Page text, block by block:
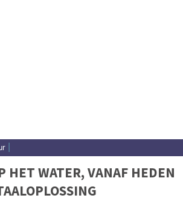
HET WATER, VANAF HEDEN